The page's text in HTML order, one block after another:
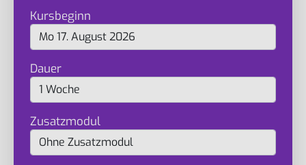
Kursbeginn
Dauer
Zusatzmodul